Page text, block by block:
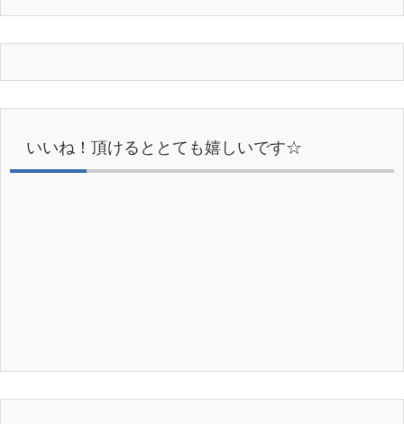
いいね！頂けるととても嬉しいです☆